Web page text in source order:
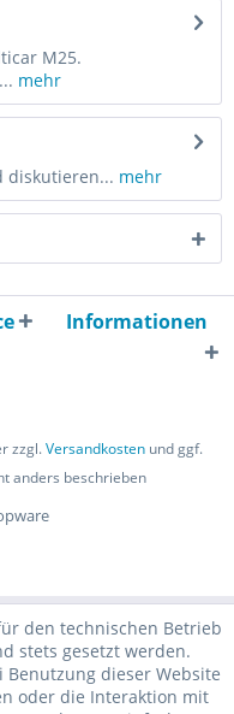
M25.
mehr
diskutieren... mehr
Informationen
zzgl.Versandkosten und ggf.
anders beschrieben
den technischen Betrieb
stets gesetzt werden.
Benutzung dieser Website
oder die Interaktion mit